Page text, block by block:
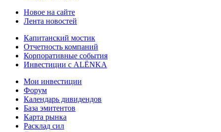
Новое на сайте
Лента новостей
Капитанский мостик
Отчетность компаний
Корпоративные события
Инвестиции с ALЁNKA
Мои инвестиции
Форум
Календарь дивидендов
База эмитентов
Карта рынка
Расклад сил